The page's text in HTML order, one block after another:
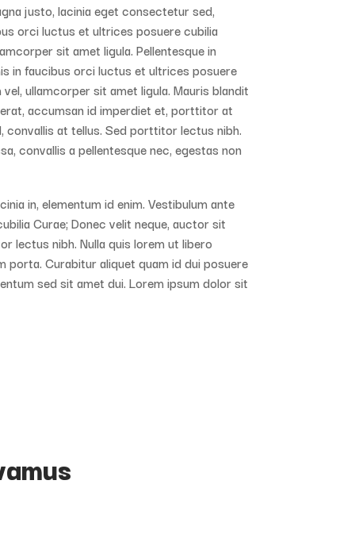
justo, lacinia eget consectetur sed,
orci luctus et ultrices posuere cubilia
sit amet ligula. Pellentesque in
in faucibus orci luctus et ultrices posuere
ullamcorper sit amet ligula. Mauris blandit
accumsan id imperdiet et, porttitor at
convallis at tellus. Sed porttitor lectus nibh.
convallis a pellentesque nec, egestas non
in, elementum id enim. Vestibulum ante
Curae; Donec velit neque, auctor sit
lectus nibh. Nulla quis lorem ut libero
porta. Curabitur aliquet quam id dui posuere
sed sit amet dui. Lorem ipsum dolor sit